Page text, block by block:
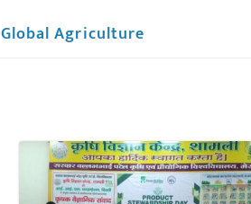
Global Agriculture